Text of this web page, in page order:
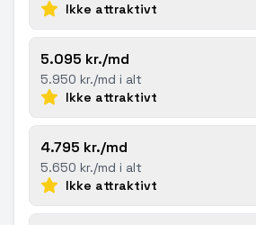
Ikke attraktivt
5.095 kr./md
5.950 kr./md i alt
Ikke attraktivt
4.795 kr./md
5.650 kr./md i alt
Ikke attraktivt